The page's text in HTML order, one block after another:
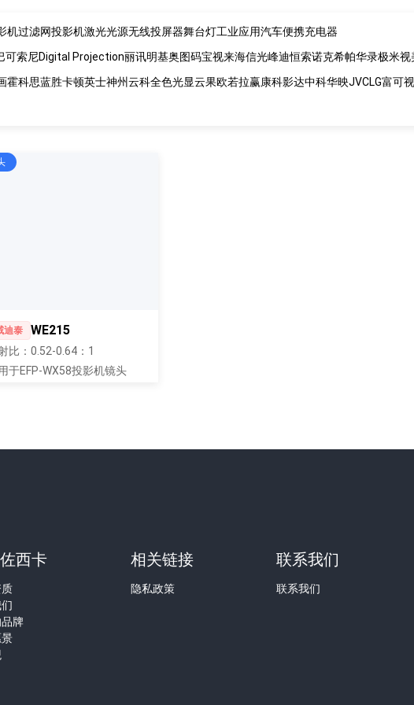
机过滤网投影机激光光源无线投屏器舞台灯工业应用汽车便携充电器
可索尼Digital Projection丽讯明基奥图码宝视来海信光峰迪恒索诺克希帕华录极米视
霍科思蓝胜卡顿英士神州云科全色光显云果欧若拉赢康科影达中科华映JVCLG富可视
迪泰 WE215
比：0.52-0.64：1
于EFP-WX58投影机镜头
西卡
牌
相关链接
隐私政策
联系我们
联系我们